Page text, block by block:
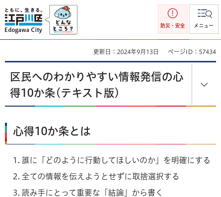
江戸川区
防災・安全 メニュー
更新日：2024年9月13日 ページID：57434
区民へのわかりやすい情報発信の心
得10か条(テキスト版)
心得10か条とは
誰に「どのように行動してほしいのか」を明確にする
全ての情報を伝えようとせずに取捨選択する
読み手にとって重要な「結論」から書く